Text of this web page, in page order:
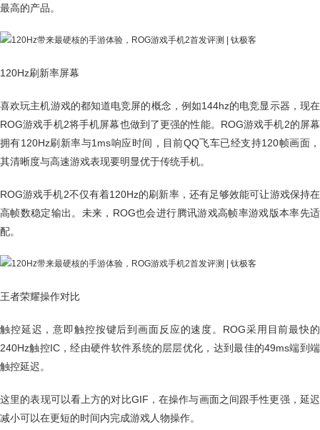
最高的产品。
120Hz刷新率屏幕
喜欢玩主机游戏的都知道电竞屏的概念，例如144hz的电竞显示器，现在
ROG游戏手机2将手机屏幕也做到了更强的性能。ROG游戏手机2的屏幕
拥有120Hz刷新率与1ms响应时间，目前QQ飞车已经支持120帧画面，
其清晰度与高速游戏表现要明显优于传统手机。
ROG游戏手机2不仅有着120Hz的刷新率，还有足够效能可让游戏保持在
高帧数稳定输出。未来，ROG也会进行腾讯游戏高帧率游戏版本率先适
配。
王者荣耀操作对比
触控延迟，意即触控按键后到画面反应的速度。ROG采用目前最快的
240Hz触控IC，经由硬件软件系统的层层优化，达到最佳的49ms端到端
触控延迟。
这里的表现可以看上方的对比GIF，在操作与画面之间跟手性更强，延迟
减小可以在更短的时间内完成游戏人物操作。